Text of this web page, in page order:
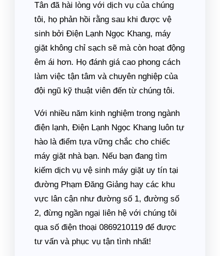
Tân đã hài lòng với dịch vụ của chúng
tôi, họ phản hồi rằng sau khi được vệ
sinh bởi Điện Lạnh Ngọc Khang, máy
giặt không chỉ sạch sẽ mà còn hoạt động
êm ái hơn. Họ đánh giá cao phong cách
làm việc tận tâm và chuyên nghiệp của
đội ngũ kỹ thuật viên đến từ chúng tôi.
Với nhiều năm kinh nghiệm trong ngành
điện lạnh, Điện Lạnh Ngọc Khang luôn tự
hào là điểm tựa vững chắc cho chiếc
máy giặt nhà bạn. Nếu bạn đang tìm
kiếm dịch vụ vệ sinh máy giặt uy tín tại
đường Phạm Đăng Giảng hay các khu
vực lân cận như đường số 1, đường số
2, đừng ngần ngại liên hệ với chúng tôi
qua số điện thoại 0869210119 để được
tư vấn và phục vụ tận tình nhất!